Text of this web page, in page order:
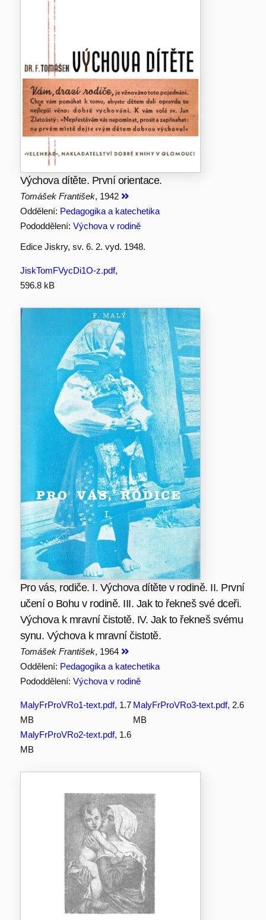
Výchova dítěte. První orientace.
Tomášek František, 1942
Oddělení: Pedagogika a katechetika
Pododdělení: Výchova v rodině
Edice Jiskry, sv. 6. 2. vyd. 1948.
JiskTomFVycDi1O-z.pdf,
596.8 kB
Pro vás, rodiče. I. Výchova dítěte v rodině. II. První
učení o Bohu v rodině. III. Jak to řekneš své dceři.
Výchova k mravní čistotě. IV. Jak to řekneš svému
synu. Výchova k mravní čistotě.
Tomášek František, 1964
Oddělení: Pedagogika a katechetika
Pododdělení: Výchova v rodině
MalyFrProVRo1-text.pdf, 1.7
MB
MalyFrProVRo3-text.pdf, 2.6
MB
MalyFrProVRo2-text.pdf, 1.6
MB